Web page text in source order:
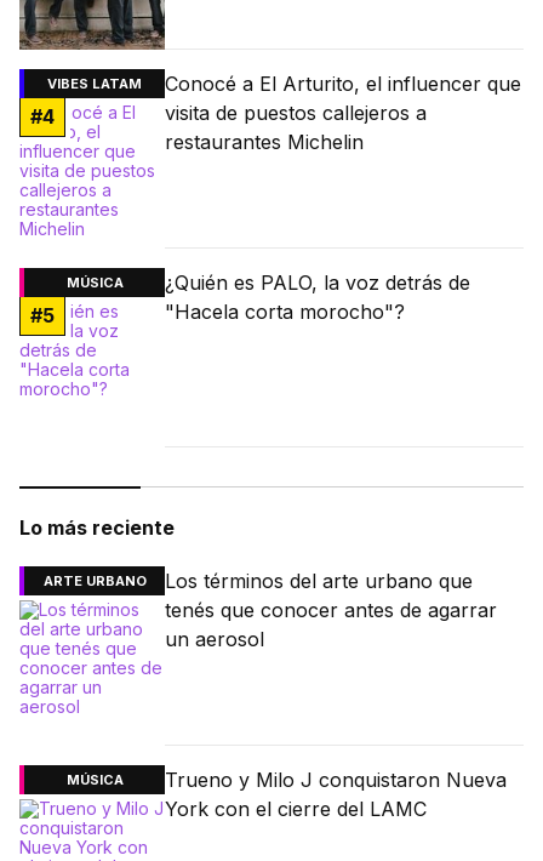
VIBES LATAM
#4
Conocé a El Arturito, el influencer que
visita de puestos callejeros a
restaurantes Michelin
MÚSICA
#5
¿Quién es PALO, la voz detrás de
"Hacela corta morocho"?
Lo más reciente
ARTE URBANO
Los términos del arte urbano que
tenés que conocer antes de agarrar
un aerosol
MÚSICA
Trueno y Milo J conquistaron Nueva
York con el cierre del LAMC